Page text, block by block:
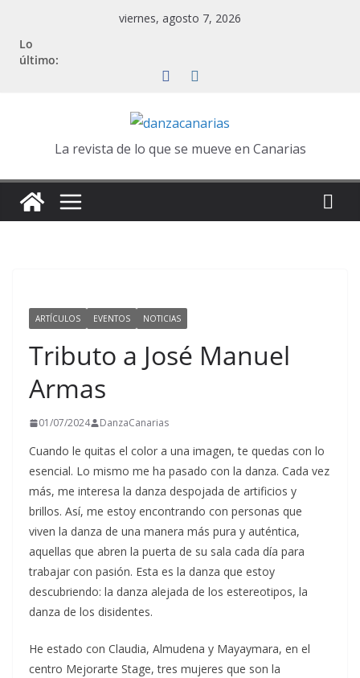
contenido
viernes, agosto 7, 2026
Lo
último:
La revista de lo que se mueve en Canarias
ARTÍCULOS EVENTOS NOTICIAS
Tributo a José Manuel
Armas
01/07/2024 DanzaCanarias
Cuando le quitas el color a una imagen, te quedas con lo
esencial. Lo mismo me ha pasado con la danza. Cada vez
más, me interesa la danza despojada de artificios y
brillos. Así, me estoy encontrando con personas que
viven la danza de una manera más pura y auténtica,
aquellas que abren la puerta de su sala cada día para
trabajar con pasión. Esta es la danza que estoy
descubriendo: la danza alejada de los estereotipos, la
danza de los disidentes.
He estado con Claudia, Almudena y Mayaymara, en el
centro Mejorarte Stage, tres mujeres que son la